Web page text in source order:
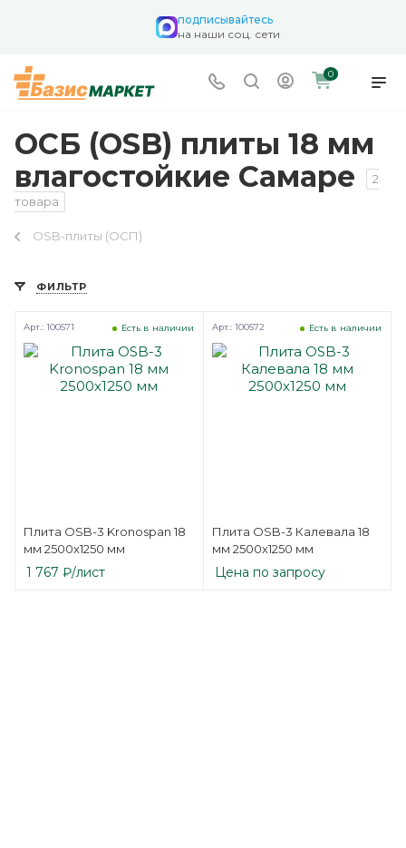
подписывайтесь
на наши соц. сети
0
ОСБ (OSB) плиты 18 мм
влагостойкие Самаре
2
товара
OSB-плиты (ОСП)
ФИЛЬТР
Плита OSB-3 Kronospan 18
мм 2500х1250 мм
Есть в наличии
Арт.: 100571
1 767 ₽/лист
Плита OSB-3 Калевала 18
мм 2500х1250 мм
Есть в наличии
Арт.: 100572
Цена по запросу